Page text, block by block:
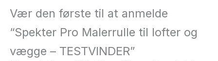
Vær den første til at anmelde
“Spekter Pro Malerrulle til lofter og
vægge – TESTVINDER”